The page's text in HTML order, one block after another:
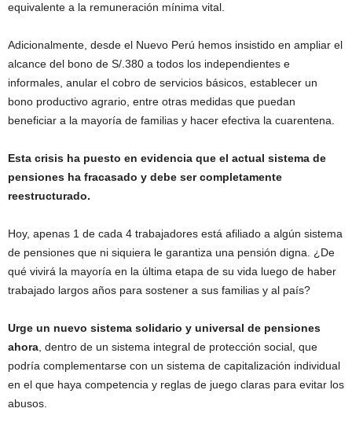
equivalente a la remuneración mínima vital.
Adicionalmente, desde el Nuevo Perú hemos insistido en ampliar el
alcance del bono de S/.380 a todos los independientes e
informales, anular el cobro de servicios básicos, establecer un
bono productivo agrario, entre otras medidas que puedan
beneficiar a la mayoría de familias y hacer efectiva la cuarentena.
Esta crisis ha puesto en evidencia que el actual sistema de
pensiones ha fracasado y debe ser completamente
reestructurado.
Hoy, apenas 1 de cada 4 trabajadores está afiliado a algún sistema
de pensiones que ni siquiera le garantiza una pensión digna. ¿De
qué vivirá la mayoría en la última etapa de su vida luego de haber
trabajado largos años para sostener a sus familias y al país?
Urge un nuevo sistema solidario y universal de pensiones
ahora, dentro de un sistema integral de protección social, que
podría complementarse con un sistema de capitalización individual
en el que haya competencia y reglas de juego claras para evitar los
abusos.